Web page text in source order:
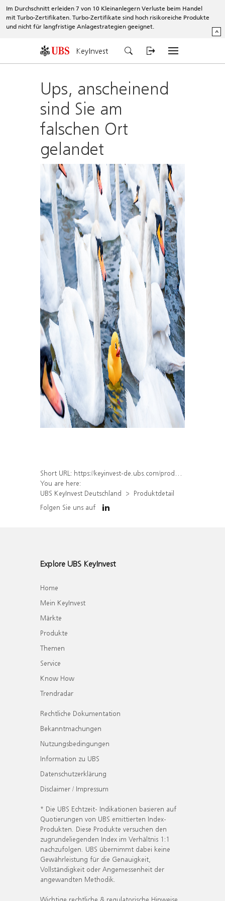
Im Durchschnitt erleiden 7 von 10 Kleinanlegern Verluste beim Handel
mit Turbo-Zertifikaten. Turbo-Zertifikate sind hoch risikoreiche Produkte
und nicht für langfristige Anlagestrategien geeignet.
^
KeyInvest
Ups, anscheinend
sind Sie am
falschen Ort
gelandet
Short URL: https://keyinvest-de.ubs.com/produkt/detail/index/isin/DE000WA8FD01
You are here:
UBS KeyInvest Deutschland
Produktdetail
Folgen Sie uns auf
Explore UBS KeyInvest
Home
Mein KeyInvest
Märkte
Produkte
Themen
Service
Know How
Trendradar
Rechtliche Dokumentation
Bekanntmachungen
Nutzungsbedingungen
Information zu UBS
Datenschutzerklärung
Disclaimer / Impressum
* Die UBS Echtzeit- Indikationen basieren auf
Quotierungen von UBS emittierten Index-
Produkten. Diese Produkte versuchen den
zugrundeliegenden Index im Verhältnis 1:1
nachzufolgen. UBS übernimmt dabei keine
Gewährleistung für die Genauigkeit,
Vollständigkeit oder Angemessenheit der
angewandten Methodik.